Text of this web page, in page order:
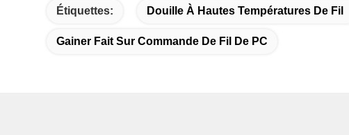
Étiquettes: Douille À Hautes Températures De Fil
Gainer Fait Sur Commande De Fil De PC